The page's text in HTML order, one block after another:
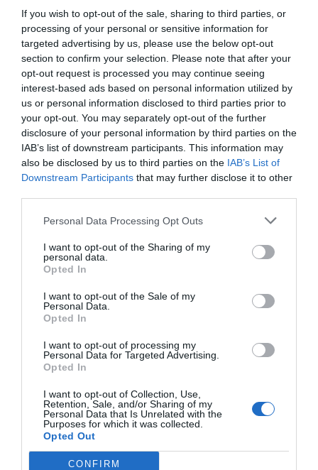
If you wish to opt-out of the sale, sharing to third parties, or
processing of your personal or sensitive information for
targeted advertising by us, please use the below opt-out
section to confirm your selection. Please note that after your
opt-out request is processed you may continue seeing
interest-based ads based on personal information utilized by
us or personal information disclosed to third parties prior to
your opt-out. You may separately opt-out of the further
disclosure of your personal information by third parties on the
IAB’s list of downstream participants. This information may
also be disclosed by us to third parties on the IAB’s List of
Downstream Participants that may further disclose it to other
Personal Data Processing Opt Outs
I want to opt-out of the Sharing of my
personal data.
Opted In
I want to opt-out of the Sale of my
Personal Data.
Opted In
I want to opt-out of processing my
Personal Data for Targeted Advertising.
Opted In
I want to opt-out of Collection, Use,
Retention, Sale, and/or Sharing of my
Personal Data that Is Unrelated with the
Purposes for which it was collected.
Opted Out
CONFIRM
har jag provlagat, skrivit och fotat så att du ska
kunna laga dem med bästa resultat hemma. Läs mer
om mig.
Tillbehör och liknande:
Planters Punch
Planters Punch är en läskande longdrink med mörk
rom och tre sorters juice - ananas, apelsin och lite...
RECEPT